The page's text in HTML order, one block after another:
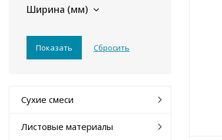
Ширина (мм)
Сухие смеси
Листовые материалы